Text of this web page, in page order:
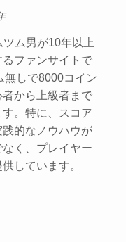
ツム男が10年以上
ファンサイトで
無しで8000コイン
から上級者まで
。特に、スコア
的なノウハウが
く、プレイヤー
しています。